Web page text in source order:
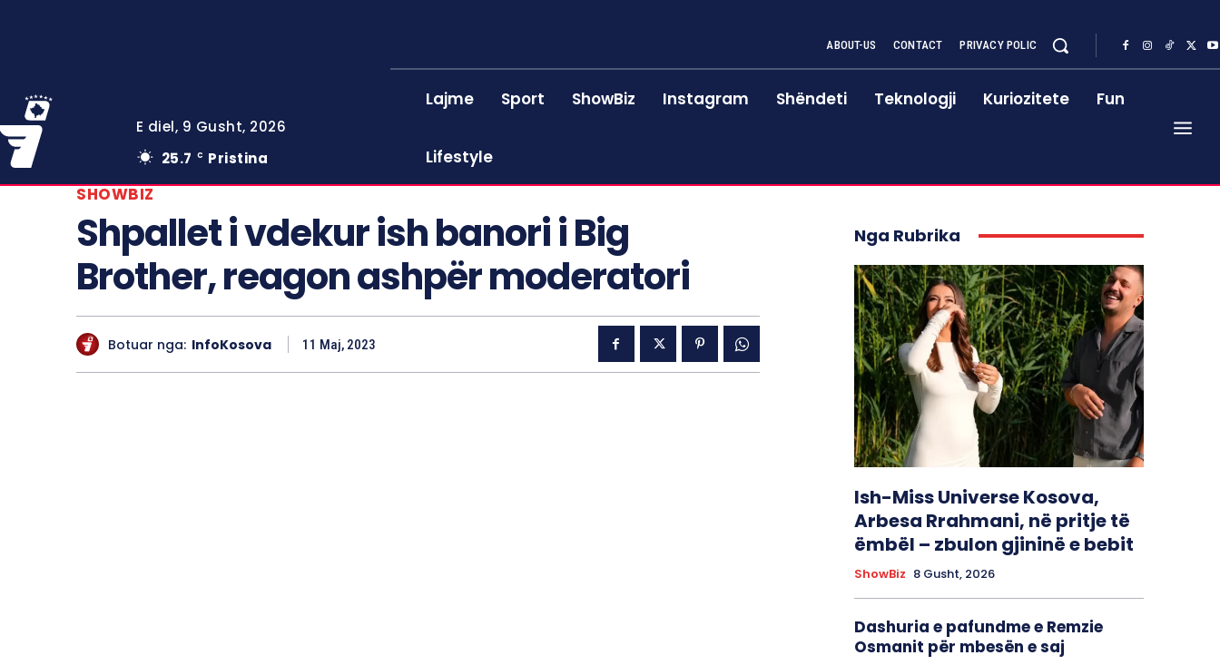
E diel, 9 Gusht, 2026
25.7
C Pristina
ABOUT-US CONTACT PRIVACY POLIC
Lajme Sport ShowBiz Instagram Shëndeti Teknologji Kuriozitete Fun
Lifestyle
SHOWBIZ
Shpallet i vdekur ish banori i Big
Brother, reagon ashpër moderatori
Botuar nga: InfoKosova 11 Maj, 2023
Nga Rubrika
Ish-Miss Universe Kosova,
Arbesa Rrahmani, në pritje të
ëmbël – zbulon gjininë e bebit
ShowBiz 8 Gusht, 2026
Dashuria e pafundme e Remzie
Osmanit për mbesën e saj